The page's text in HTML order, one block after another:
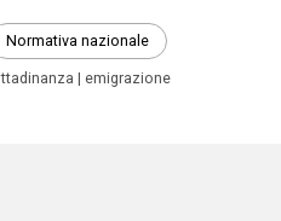
Normativa nazionale
emigrazione